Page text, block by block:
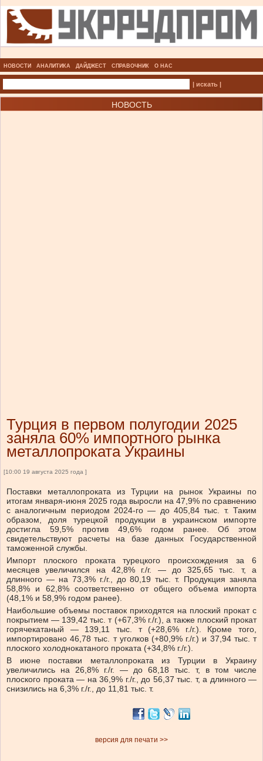
НОВОСТИ АНАЛИТИКА ДАЙДЖЕСТ СПРАВОЧНИК О НАС
| искать |
НОВОСТЬ
Турция в первом полугодии 2025
заняла 60% импортного рынка
металлопроката Украины
[10:00 19 августа 2025 года ]
Поставки металлопроката из Турции на рынок Украины по
итогам января-июня 2025 года выросли на 47,9% по сравнению
с аналогичным периодом 2024-го — до 405,84 тыс. т. Таким
образом, доля турецкой продукции в украинском импорте
достигла 59,5% против 49,6% годом ранее. Об этом
свидетельствуют расчеты на базе данных Государственной
таможенной службы.
Импорт плоского проката турецкого происхождения за 6
месяцев увеличился на 42,8% г./г. — до 325,65 тыс. т, а
длинного — на 73,3% г./г., до 80,19 тыс. т. Продукция заняла
58,8% и 62,8% соответственно от общего объема импорта
(48,1% и 58,9% годом ранее).
Наибольшие объемы поставок приходятся на плоский прокат с
покрытием — 139,42 тыс. т (+67,3% г./г.), а также плоский прокат
горячекатаный — 139,11 тыс. т (+28,6% г./г.). Кроме того,
импортировано 46,78 тыс. т уголков (+80,9% г./г.) и 37,94 тыс. т
плоского холоднокатаного проката (+34,8% г./г.).
В июне поставки металлопроката из Турции в Украину
увеличились на 26,8% г./г. — до 68,18 тыс. т, в том числе
плоского проката — на 36,9% г./г., до 56,37 тыс. т, а длинного —
снизились на 6,3% г./г., до 11,81 тыс. т.
версия для печати >>